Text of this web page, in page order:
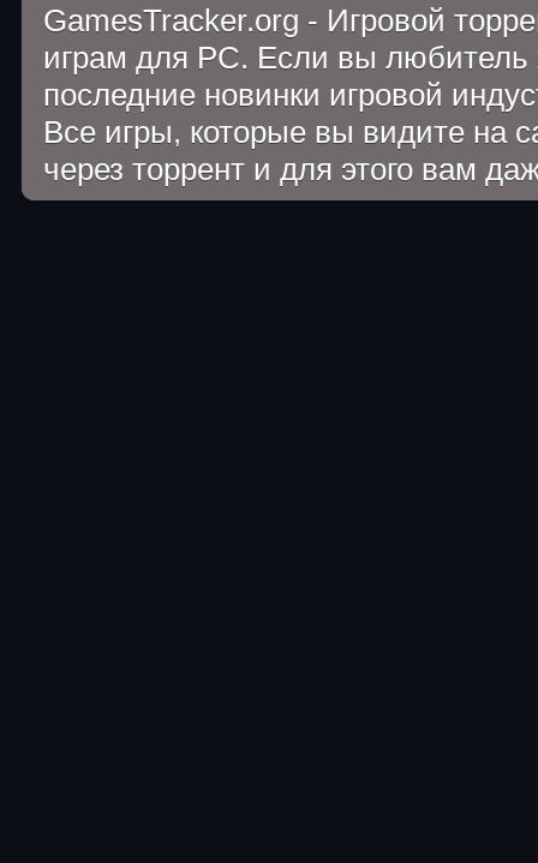
GamesTracker.org - Игровой
играм для PC. Если вы
последние новинки игровой
Все игры, которые вы видите на
через торрент и для этого вам